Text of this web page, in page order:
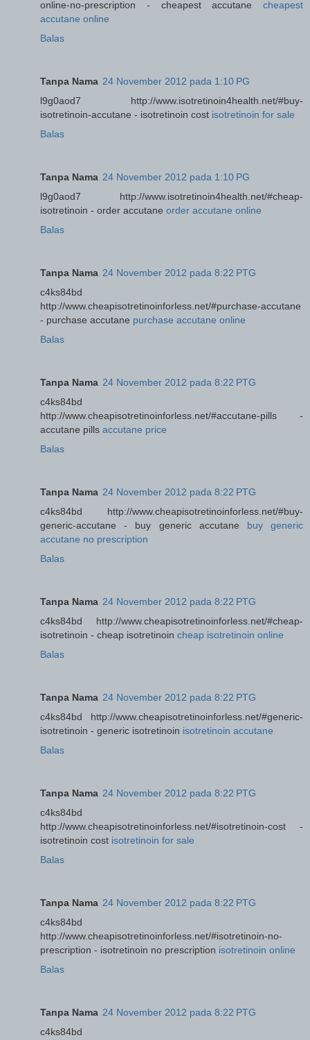
online-no-prescription - cheapest accutane cheapest
accutane online
Balas
Tanpa Nama 24 November 2012 pada 1:10 PG
l9g0aod7 http://www.isotretinoin4health.net/#buy-
isotretinoin-accutane - isotretinoin cost isotretinoin for sale
Balas
Tanpa Nama 24 November 2012 pada 1:10 PG
l9g0aod7 http://www.isotretinoin4health.net/#cheap-
isotretinoin - order accutane order accutane online
Balas
Tanpa Nama 24 November 2012 pada 8:22 PTG
c4ks84bd
http://www.cheapisotretinoinforless.net/#purchase-accutane
- purchase accutane purchase accutane online
Balas
Tanpa Nama 24 November 2012 pada 8:22 PTG
c4ks84bd
http://www.cheapisotretinoinforless.net/#accutane-pills -
accutane pills accutane price
Balas
Tanpa Nama 24 November 2012 pada 8:22 PTG
c4ks84bd http://www.cheapisotretinoinforless.net/#buy-
generic-accutane - buy generic accutane buy generic
accutane no prescription
Balas
Tanpa Nama 24 November 2012 pada 8:22 PTG
c4ks84bd http://www.cheapisotretinoinforless.net/#cheap-
isotretinoin - cheap isotretinoin cheap isotretinoin online
Balas
Tanpa Nama 24 November 2012 pada 8:22 PTG
c4ks84bd http://www.cheapisotretinoinforless.net/#generic-
isotretinoin - generic isotretinoin isotretinoin accutane
Balas
Tanpa Nama 24 November 2012 pada 8:22 PTG
c4ks84bd
http://www.cheapisotretinoinforless.net/#isotretinoin-cost -
isotretinoin cost isotretinoin for sale
Balas
Tanpa Nama 24 November 2012 pada 8:22 PTG
c4ks84bd
http://www.cheapisotretinoinforless.net/#isotretinoin-no-
prescription - isotretinoin no prescription isotretinoin online
Balas
Tanpa Nama 24 November 2012 pada 8:22 PTG
c4ks84bd